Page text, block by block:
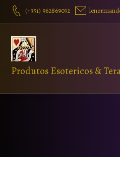
(+351) 962869032
Produtos Esotericos &